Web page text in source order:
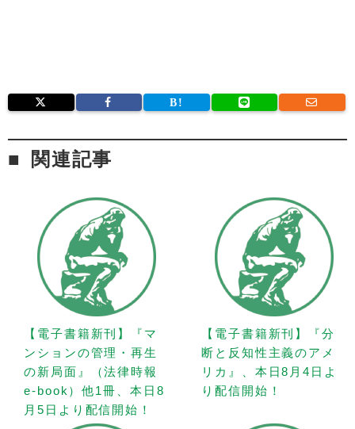
関連記事
【電子書籍新刊】『マ
ンションの管理・再生
の新局面』（法律時報
e-book）他1冊、本日8
月5日より配信開始！
【電子書籍新刊】『分
断と反知性主義のアメ
リカ』、本日8月4日よ
り配信開始！